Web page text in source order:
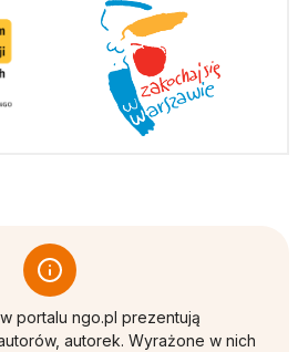
portalu ngo.pl prezentują
autorek. Wyrażone w nich